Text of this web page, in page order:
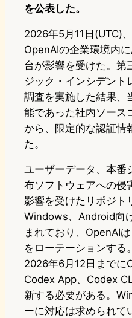
を公表した。
2026年5月11日(UTC)
OpenAIの企業環境内
台が影響を受けた。第
ジック・インシデント
調査を実施した結果、
能であった社内ソース
から、限定的な認証情
た。
ユーザーデータ、本番
布ソフトウェアへの侵
影響を受けたリポジト
Windows、Android向
まれており、OpenAI
をローテーションする
2026年6月12日までに
Codex App、Codex
新する必要がある。
ーに対応は求められて